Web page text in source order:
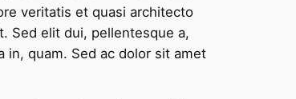
veritatis et quasi architecto
Sed elit dui, pellentesque a,
in, quam. Sed ac dolor sit amet